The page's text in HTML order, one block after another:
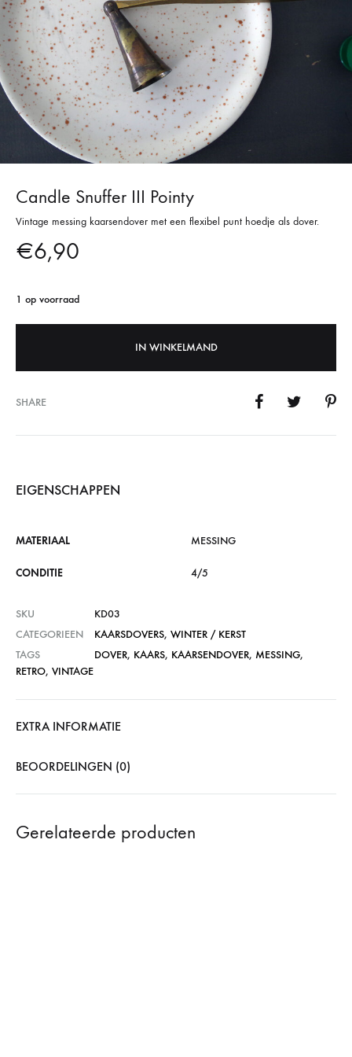
Candle Snuffer III Pointy
Vintage messing kaarsendover met een flexibel punt hoedje als dover.
€6,90
1 op voorraad
IN WINKELMAND
SHARE
EIGENSCHAPPEN
MATERIAAL MESSING
CONDITIE 4/5
SKU
KD03
CATEGORIEEN
KAARSDOVERS, WINTER / KERST
TAGS
DOVER, KAARS, KAARSENDOVER, MESSING,
RETRO, VINTAGE
EXTRA INFORMATIE
BEOORDELINGEN (0)
Gerelateerde producten